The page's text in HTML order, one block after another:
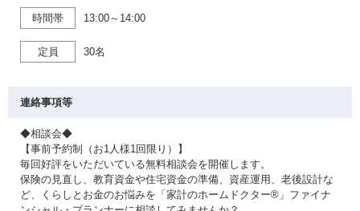
時間帯 13:00～14:00
定員 30名
連絡事項等
◆相談会◆
【事前予約制（お1人様1回限り）】
毎回好評をいただいている無料相談会を開催します。
保険の見直し、教育資金や住宅資金の準備、資産運用、老後設計な
ど、くらしとお金のお悩みを「家計のホームドクター®」ファイナ